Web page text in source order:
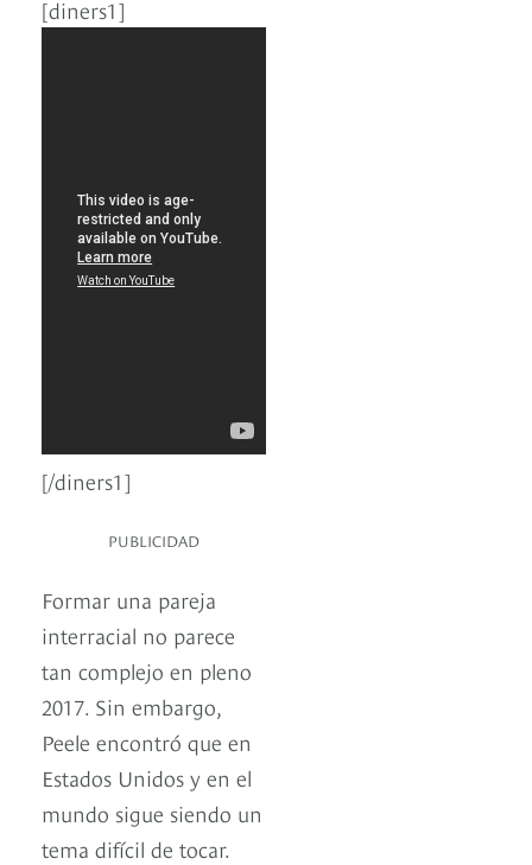
[diners1]
[/diners1]
PUBLICIDAD
Formar una pareja
interracial no parece
tan complejo en pleno
2017. Sin embargo,
Peele encontró que en
Estados Unidos y en el
mundo sigue siendo un
tema difícil de tocar.